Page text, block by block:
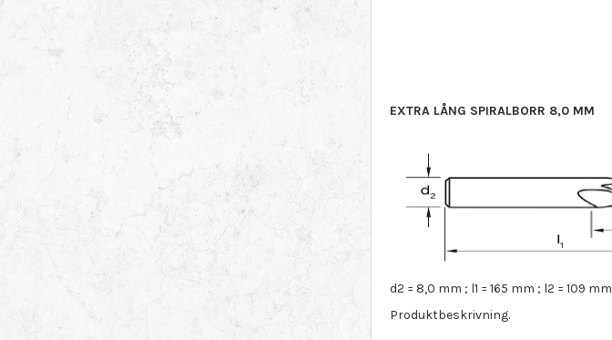
EXTRA LÅNG SPIRALBORR 8,0 MM
d2 = 8,0 mm ; l1 = 165 mm ; l2 = 109 mm
Produktbeskrivning.